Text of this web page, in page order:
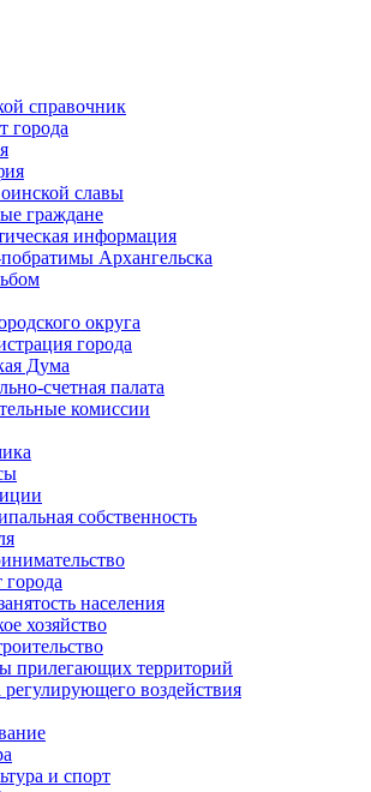
справочник
города
славы
граждане
информация
Архангельска
округа
города
Дума
счетная палата
комиссии
собственность
населения
хозяйство
прилегающих территорий
воздействия
и спорт